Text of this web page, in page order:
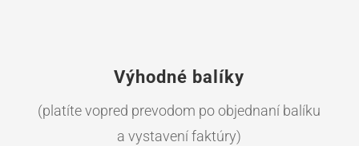
Výhodné balíky
(platíte vopred prevodom po objednaní balíku
a vystavení faktúry)